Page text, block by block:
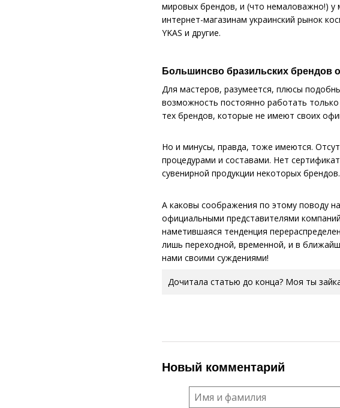
мировых брендов, и (что немаловажно!) у
интернет-магазинам украинский рынок
YKAS и другие.
Большинсво бразильских брендов
Для мастеров, разумеется, плюсы
возможность постоянно работать
тех брендов, которые не имеют своих
Но и минусы, правда, тоже имеются.
процедурами и составами. Нет
сувенирной продукции некоторых брендов.
А каковы соображения по этому поводу
официальными представителями
наметившаяся тенденция
лишь переходной, временной, и в
нами своими суждениями!
Дочитала статью до конца? Моя ты
Новый комментарий